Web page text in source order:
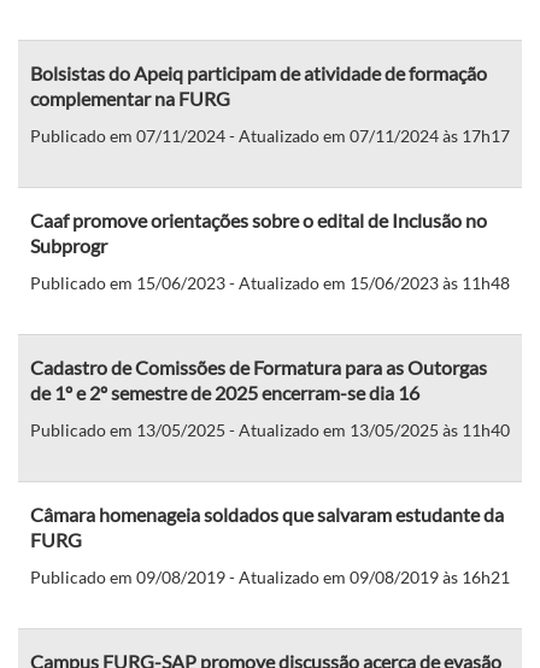
Bolsistas do Apeiq participam de atividade de formação
complementar na FURG
Publicado em 07/11/2024 - Atualizado em 07/11/2024 às 17h17
Caaf promove orientações sobre o edital de Inclusão no
Subprogr
Publicado em 15/06/2023 - Atualizado em 15/06/2023 às 11h48
Cadastro de Comissões de Formatura para as Outorgas
de 1º e 2º semestre de 2025 encerram-se dia 16
Publicado em 13/05/2025 - Atualizado em 13/05/2025 às 11h40
Câmara homenageia soldados que salvaram estudante da
FURG
Publicado em 09/08/2019 - Atualizado em 09/08/2019 às 16h21
Campus FURG-SAP promove discussão acerca de evasão